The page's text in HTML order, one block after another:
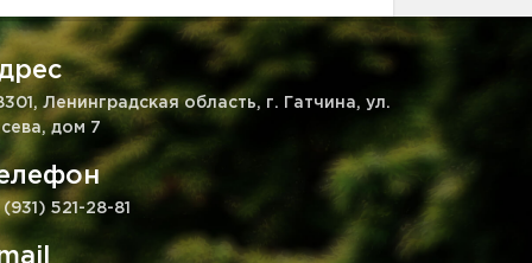
Ленинградская область, г. Гатчина, ул.
дом 7
521-28-81